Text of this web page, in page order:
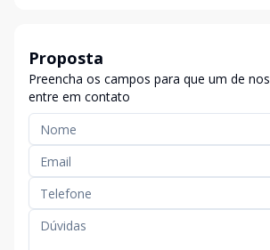
Proposta
Preencha os campos para que um de
entre em contato